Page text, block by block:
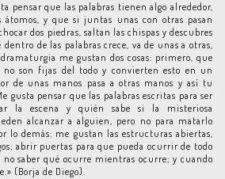
pensar que las palabras tienen algo alrededor,
átomos, y que si juntas unas con otras pasan
dos piedras, saltan las chispas y descubres
dentro de las palabras crece, va de unas a otras,
me gustan dos cosas: primero, que
no son fijas del todo y convierten esto en un
de unas manos pasa a otras manos y así tu
gusta pensar que las palabras escritas para ser
la escena y quién sabe si la misteriosa
alcanzar a alguien, pero no para matarlo
lo demás: me gustan las estructuras abiertas,
abrir puertas para que pueda ocurrir de todo
no saber qué ocurre mientras ocurre; y cuando
(Borja de Diego).